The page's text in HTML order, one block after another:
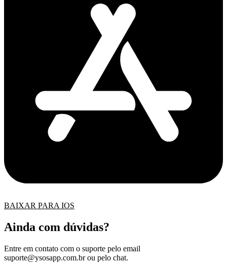
BAIXAR PARA IOS
Ainda com dúvidas?
Entre em contato com o suporte pelo email
suporte@ysosapp.com.brou pelo chat.